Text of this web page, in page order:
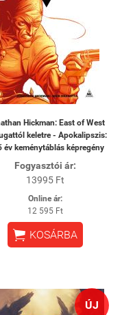
Hickman: East of West
keletre - Apokalipszis:
év keménytáblás képregény
Fogyasztói ár:
13995 Ft
Online ár:
12 595 Ft
 KOSÁRBA
ÚJ